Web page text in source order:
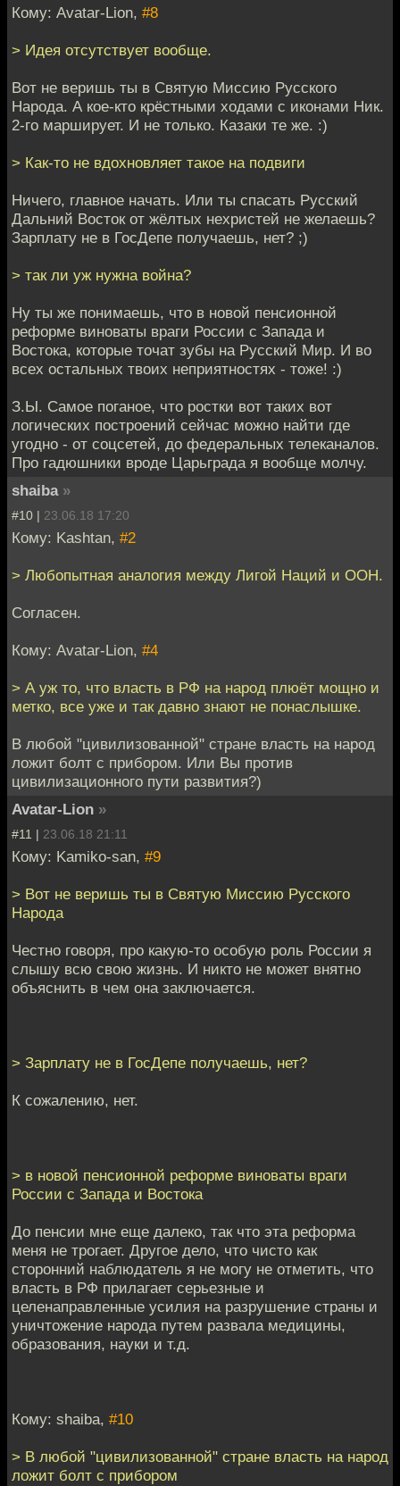
Кому: Avatar-Lion, #8
> Идея отсутствует вообще.
Вот не веришь ты в Святую Миссию Русского
Народа. А кое-кто крёстными ходами с иконами Ник.
2-го марширует. И не только. Казаки те же. :)
> Как-то не вдохновляет такое на подвиги
Ничего, главное начать. Или ты спасать Русский
Дальний Восток от жёлтых нехристей не желаешь?
Зарплату не в ГосДепе получаешь, нет? ;)
> так ли уж нужна война?
Ну ты же понимаешь, что в новой пенсионной
реформе виноваты враги России с Запада и
Востока, которые точат зубы на Русский Мир. И во
всех остальных твоих неприятностях - тоже! :)
З.Ы. Самое поганое, что ростки вот таких вот
логических построений сейчас можно найти где
угодно - от соцсетей, до федеральных телеканалов.
Про гадюшники вроде Царьграда я вообще молчу.
shaiba »
#10 | 23.06.18 17:20
Кому: Kashtan, #2
> Любопытная аналогия между Лигой Наций и ООН.
Согласен.
Кому: Avatar-Lion, #4
> А уж то, что власть в РФ на народ плюёт мощно и
метко, все уже и так давно знают не понаслышке.
В любой "цивилизованной" стране власть на народ
ложит болт с прибором. Или Вы против
цивилизационного пути развития?)
Avatar-Lion »
#11 | 23.06.18 21:11
Кому: Kamiko-san, #9
> Вот не веришь ты в Святую Миссию Русского
Народа
Честно говоря, про какую-то особую роль России я
слышу всю свою жизнь. И никто не может внятно
объяснить в чем она заключается.
> Зарплату не в ГосДепе получаешь, нет?
К сожалению, нет.
> в новой пенсионной реформе виноваты враги
России с Запада и Востока
До пенсии мне еще далеко, так что эта реформа
меня не трогает. Другое дело, что чисто как
сторонний наблюдатель я не могу не отметить, что
власть в РФ прилагает серьезные и
целенаправленные усилия на разрушение страны и
уничтожение народа путем развала медицины,
образования, науки и т.д.
Кому: shaiba, #10
> В любой "цивилизованной" стране власть на народ
ложит болт с прибором